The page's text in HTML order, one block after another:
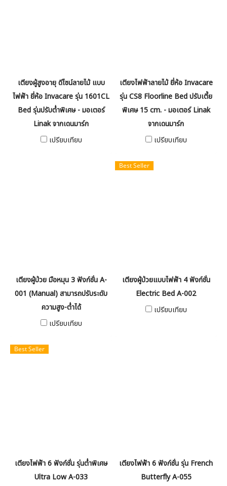
เตียงผู้สูงอายุ ดีไซน์ลายไม้ แบบ
ไฟฟ้า ยี่ห้อ Invacare รุ่น 1601CL
Bed รุ่นปรับต่ำพิเศษ - มอเตอร์
Linak จากเดนมาร์ก
เปรียบเทียบ
เตียงไฟฟ้าลายไม้ ยี่ห้อ Invacare
รุ่น CS8 Floorline Bed ปรับเตี้ย
พิเศษ 15 cm. - มอเตอร์ Linak
จากเดนมาร์ก
เปรียบเทียบ
เตียงผู้ป่วย มือหมุน 3 ฟังก์ชั่น A-
001 (Manual) สามารถปรับระดับ
ความสูง-ต่ำได้
เปรียบเทียบ
Best Seller
เตียงผู้ป่วยแบบไฟฟ้า 4 ฟังก์ชั่น
Electric Bed A-002
เปรียบเทียบ
Best Seller
เตียงไฟฟ้า 6 ฟังก์ชั่น รุ่นต่ำพิเศษ
Ultra Low A-033
เตียงไฟฟ้า 6 ฟังก์ชั่น รุ่น French
Butterfly A-055